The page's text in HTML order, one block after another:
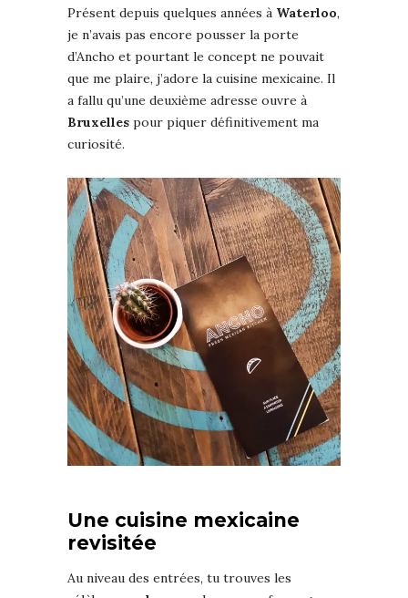
Présent depuis quelques années à Waterloo,
je n’avais pas encore pousser la porte
d’Ancho et pourtant le concept ne pouvait
que me plaire, j’adore la cuisine mexicaine. Il
a fallu qu’une deuxième adresse ouvre à
Bruxelles pour piquer définitivement ma
curiosité.
Une cuisine mexicaine
revisitée
Au niveau des entrées, tu trouves les